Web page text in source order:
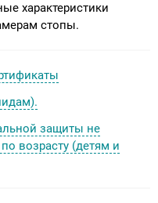
характеристики
стопы.
защиты не
возрасту (детям и